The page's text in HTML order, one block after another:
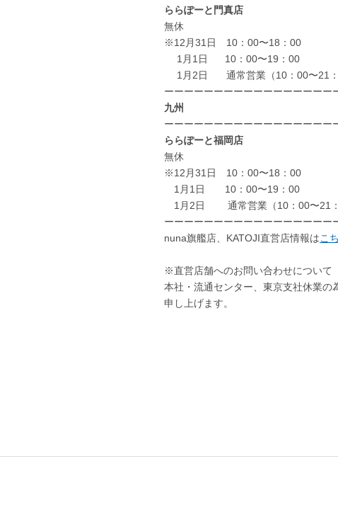
ららぽーと門真店
無休
※12月31日 10：00〜18：00
1月1日 10：00〜19：00
1月2日 通常営業（10：00〜21：
ーーーーーーーーーーーーーーーーー
九州
ーーーーーーーーーーーーーーーーー
ららぽーと福岡店
無休
※12月31日 10：00〜18：00
1月1日 10：00〜19：00
1月2日 通常営業（10：00〜21：
ーーーーーーーーーーーーーーーーー
nuna旗艦店、KATOJI直営店情報はこ
※直営店舗へのお問い合わせについて
本社・流通センター、東京支社休業
申し上げます。